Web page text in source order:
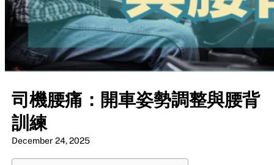
司機腰痛：開車姿勢調整與腰背
訓練
December 24, 2025